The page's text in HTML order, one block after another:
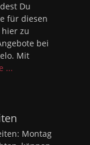
Du
für diesen
hier zu
bei
Mit
...
Montag